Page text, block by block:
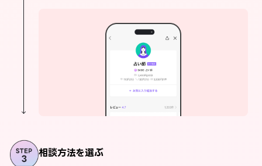
相談方法を選ぶ